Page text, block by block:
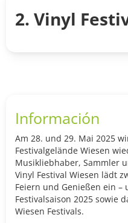
2. Vinyl
Información
Am 28. und 29. Mai 2025
Festivalgelände Wiesen
Musikliebhaber, Sammler
Vinyl Festival Wiesen lädt
Feiern und Genießen ein
Festivalsaison 2025 sowie
Wiesen Festivals.